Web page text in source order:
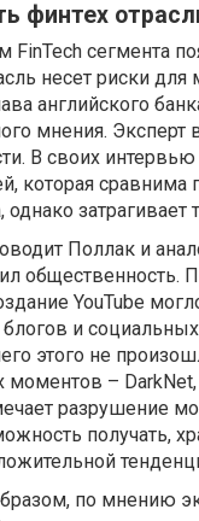
финтех
FinTech сегмента
несет риски
английского
мнения.
В своих
которая сравнима
однако
Поллак и
общественность.
YouTube
и
этого не
моментов –
разрушение
получать,
по мнению